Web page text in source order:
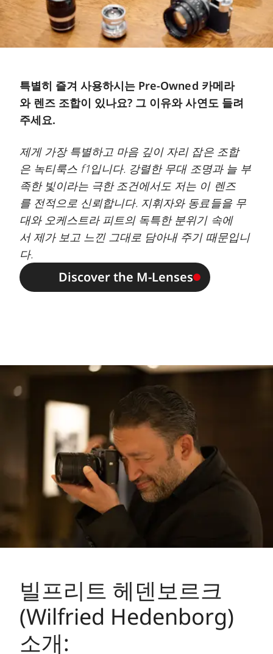
특별히 즐겨 사용하시는 Pre-Owned 카메라
와 렌즈 조합이 있나요? 그 이유와 사연도 들려
주세요.
제게 가장 특별하고 마음 깊이 자리 잡은 조합
은 녹티룩스 f1입니다. 강렬한 무대 조명과 늘 부
족한 빛이라는 극한 조건에서도 저는 이 렌즈
를 전적으로 신뢰합니다. 지휘자와 동료들을 무
대와 오케스트라 피트의 독특한 분위기 속에
서 제가 보고 느낀 그대로 담아내 주기 때문입니
다.
Discover the M-Lenses
빌프리트 헤덴보르크
(Wilfried Hedenborg)
소개: